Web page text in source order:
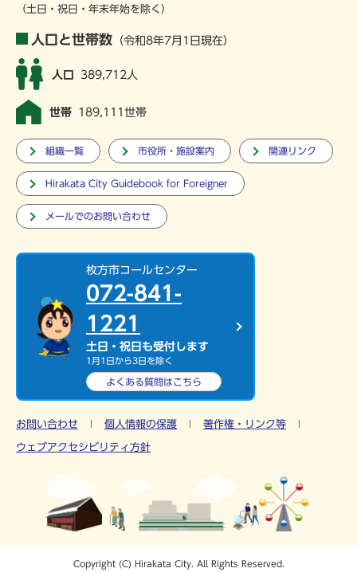
（土日・祝日・年末年始を除く）
人口と世帯数 （令和8年7月1日現在）
人口 389,712人
世帯 189,111世帯
組織一覧 市役所・施設案内 関連リンク
Hirakata City Guidebook for Foreigner
メールでのお問い合わせ
枚方市コールセンター
072-841-
1221
土日・祝日も受付します
1月1日から3日を除く
よくある質問はこちら
お問い合わせ 個人情報の保護 著作権・リンク等
ウェブアクセシビリティ方針
Copyright (C) Hirakata City. All Rights Reserved.